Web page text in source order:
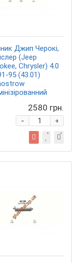
Джип Черокі,
(Jeep
Chrysler) 4.0
95 (43.01)
2580 грн.
+
-